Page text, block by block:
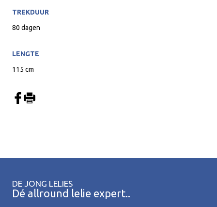
TREKDUUR
80 dagen
LENGTE
115 cm
DE JONG LELIES
Dé allround lelie expert..